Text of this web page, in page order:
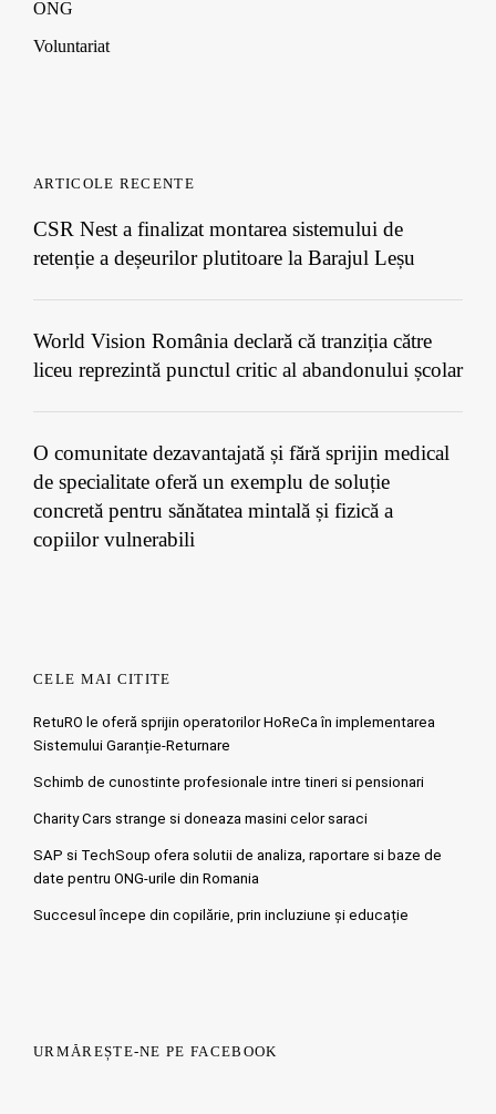
ONG
Voluntariat
ARTICOLE RECENTE
CSR Nest a finalizat montarea sistemului de
retenție a deșeurilor plutitoare la Barajul Leșu
World Vision România declară că tranziția către
liceu reprezintă punctul critic al abandonului școlar
O comunitate dezavantajată și fără sprijin medical
de specialitate oferă un exemplu de soluție
concretă pentru sănătatea mintală și fizică a
copiilor vulnerabili
CELE MAI CITITE
RetuRO le oferă sprijin operatorilor HoReCa în implementarea
Sistemului Garanție-Returnare
Schimb de cunostinte profesionale intre tineri si pensionari
Charity Cars strange si doneaza masini celor saraci
SAP si TechSoup ofera solutii de analiza, raportare si baze de
date pentru ONG-urile din Romania
Succesul începe din copilărie, prin incluziune și educație
URMĂREȘTE-NE PE FACEBOOK